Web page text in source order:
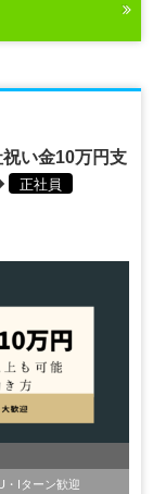
い金10万円支
正社員
・Iターン歓迎